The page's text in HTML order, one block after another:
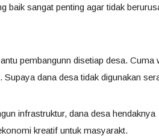
baik sangat penting agar tidak
pembangunn disetiap desa. Cuma
dana desa tidak digunakan
infrastruktur, dana desa hendaknya
kreatif untuk masyarakt.